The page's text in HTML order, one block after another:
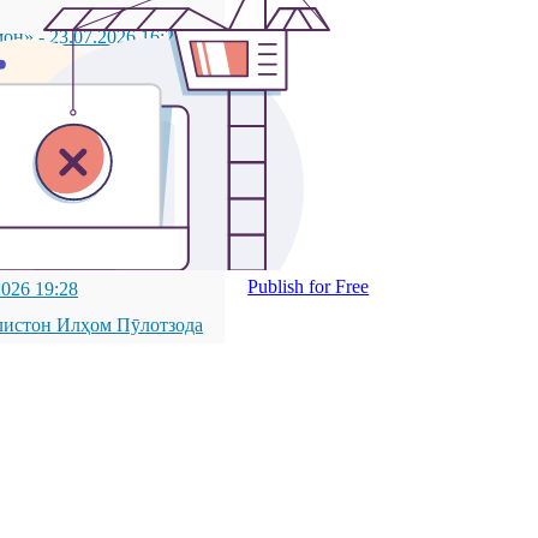
-23.07.2026 16:21
дар шаҳри
сиёсатшинос ва
сиёсатшинос ва
Ҷумҳурии
ДАР ШАҲРИ
19:28
Илҳом Пӯлотзода
Publish for Free